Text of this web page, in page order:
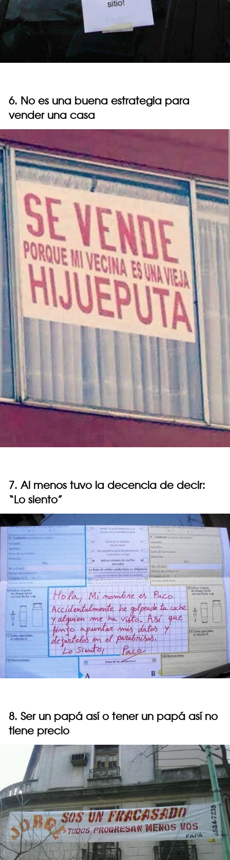
6. No es una buena estrategia para
vender una casa
7. Al menos tuvo la decencia de decir:
“Lo siento”
8. Ser un papá así o tener un papá así no
tiene precio